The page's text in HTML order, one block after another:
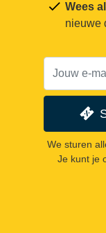
Wees
nieuwe
We sturen
Je kunt je